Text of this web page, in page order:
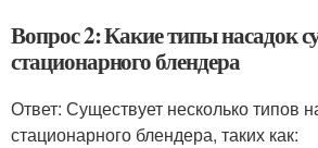
Вопрос 2: Какие типы насадок
стационарного блендера
Ответ: Существует несколько типов
стационарного блендера, таких как: